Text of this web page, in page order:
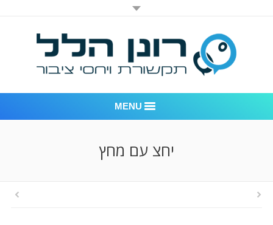
MENU
יחצ עם מחץ